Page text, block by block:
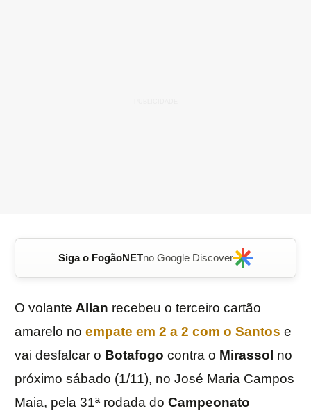
Siga o FogãoNETno Google Discover
O volante Allan recebeu o terceiro cartão
amarelo no empate em 2 a 2 com o Santos e
vai desfalcar o Botafogo contra o Mirassol no
próximo sábado (1/11), no José Maria Campos
Maia, pela 31ª rodada do Campeonato